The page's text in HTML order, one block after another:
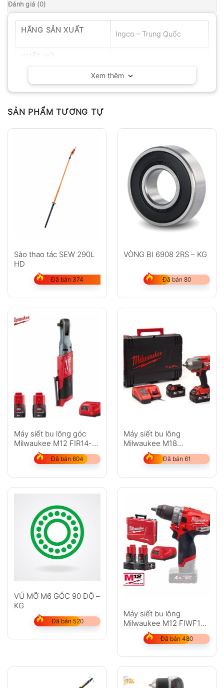
Đánh giá (0)
HÃNG SẢN XUẤT Ingco – Trung Quốc
Xem thêm
SẢN PHẨM TƯƠNG TỰ
Sào thao tác SEW 290L
HD
Đã bán 374
VÒNG BI 6908 2RS – KG
Đã bán 80
Máy siết bu lông góc
Milwaukee M12 FIR14-
Đã bán 604
Máy siết bu lông
Milwaukee M18
ONEFHIWF12-502X
Đã bán 61
VÚ MỠ M6 GÓC 90 ĐỘ –
KG
Đã bán 520
Máy siết bu lông
Milwaukee M12 FIWF12-
Đã bán 480